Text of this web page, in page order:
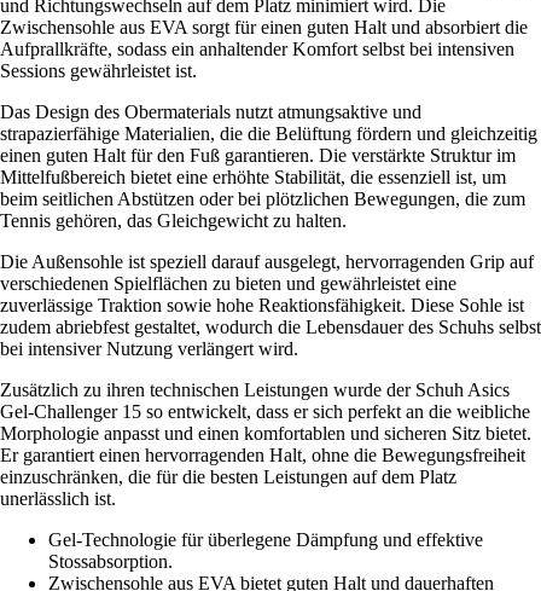
und Richtungswechseln auf dem Platz minimiert wird. Die
Zwischensohle aus EVA sorgt für einen guten Halt und absorbiert die
Aufprallkräfte, sodass ein anhaltender Komfort selbst bei intensiven
Sessions gewährleistet ist.
Das Design des Obermaterials nutzt atmungsaktive und
strapazierfähige Materialien, die die Belüftung fördern und gleichzeitig
einen guten Halt für den Fuß garantieren. Die verstärkte Struktur im
Mittelfußbereich bietet eine erhöhte Stabilität, die essenziell ist, um
beim seitlichen Abstützen oder bei plötzlichen Bewegungen, die zum
Tennis gehören, das Gleichgewicht zu halten.
Die Außensohle ist speziell darauf ausgelegt, hervorragenden Grip auf
verschiedenen Spielflächen zu bieten und gewährleistet eine
zuverlässige Traktion sowie hohe Reaktionsfähigkeit. Diese Sohle ist
zudem abriebfest gestaltet, wodurch die Lebensdauer des Schuhs selbst
bei intensiver Nutzung verlängert wird.
Zusätzlich zu ihren technischen Leistungen wurde der Schuh Asics
Gel-Challenger 15 so entwickelt, dass er sich perfekt an die weibliche
Morphologie anpasst und einen komfortablen und sicheren Sitz bietet.
Er garantiert einen hervorragenden Halt, ohne die Bewegungsfreiheit
einzuschränken, die für die besten Leistungen auf dem Platz
unerlässlich ist.
Gel-Technologie für überlegene Dämpfung und effektive
Stossabsorption.
Zwischensohle aus EVA bietet guten Halt und dauerhaften